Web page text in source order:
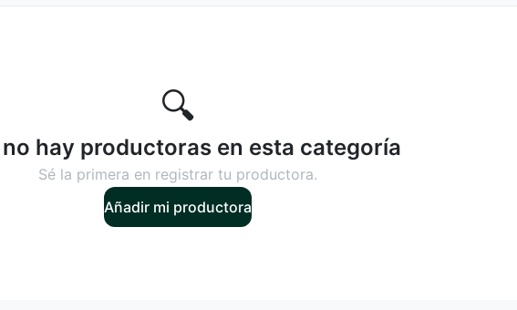
🔍
hay productoras en esta categoría
Sé la primera en registrar tu productora.
Añadir mi productora